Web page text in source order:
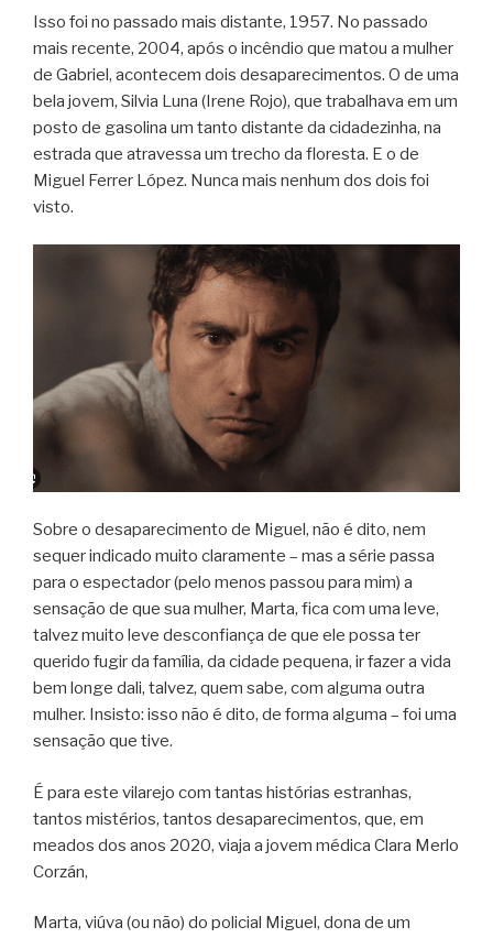
Isso foi no passado mais distante, 1957. No passado
mais recente, 2004, após o incêndio que matou a mulher
de Gabriel, acontecem dois desaparecimentos. O de uma
bela jovem, Silvia Luna (Irene Rojo), que trabalhava em um
posto de gasolina um tanto distante da cidadezinha, na
estrada que atravessa um trecho da floresta. E o de
Miguel Ferrer López. Nunca mais nenhum dos dois foi
visto.
Sobre o desaparecimento de Miguel, não é dito, nem
sequer indicado muito claramente – mas a série passa
para o espectador (pelo menos passou para mim) a
sensação de que sua mulher, Marta, fica com uma leve,
talvez muito leve desconfiança de que ele possa ter
querido fugir da família, da cidade pequena, ir fazer a vida
bem longe dali, talvez, quem sabe, com alguma outra
mulher. Insisto: isso não é dito, de forma alguma – foi uma
sensação que tive.
É para este vilarejo com tantas histórias estranhas,
tantos mistérios, tantos desaparecimentos, que, em
meados dos anos 2020, viaja a jovem médica Clara Merlo
Corzán,
Marta, viúva (ou não) do policial Miguel, dona de um